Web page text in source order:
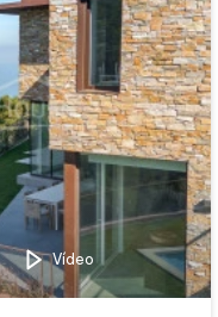
Vídeo